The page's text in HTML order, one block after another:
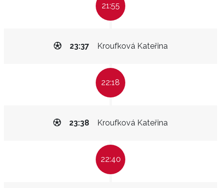
21:55
Kroufková Kateřina
23:37
22:18
Kroufková Kateřina
23:38
22:40